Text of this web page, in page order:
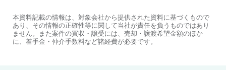
本資料記載の情報は、対象会社から提供された資料に基づくもので
あり、その情報の正確性等に関して当社が責任を負うものではあり
ません。また案件の買収・譲受には、売却・譲渡希望金額のほか
に、着手金・仲介手数料など諸経費が必要です。